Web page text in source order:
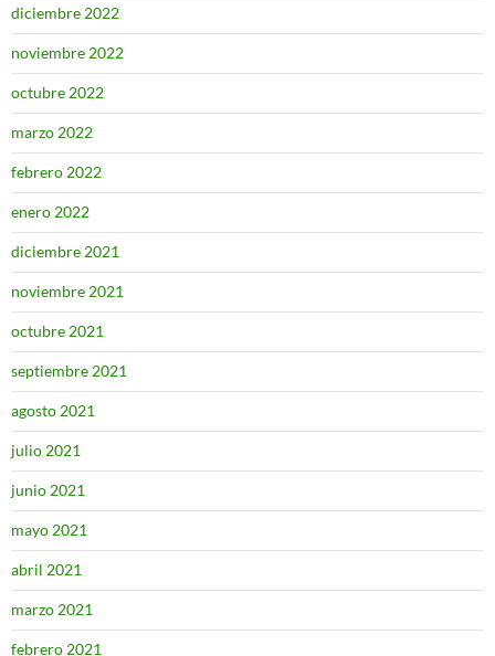
diciembre 2022
noviembre 2022
octubre 2022
marzo 2022
febrero 2022
enero 2022
diciembre 2021
noviembre 2021
octubre 2021
septiembre 2021
agosto 2021
julio 2021
junio 2021
mayo 2021
abril 2021
marzo 2021
febrero 2021